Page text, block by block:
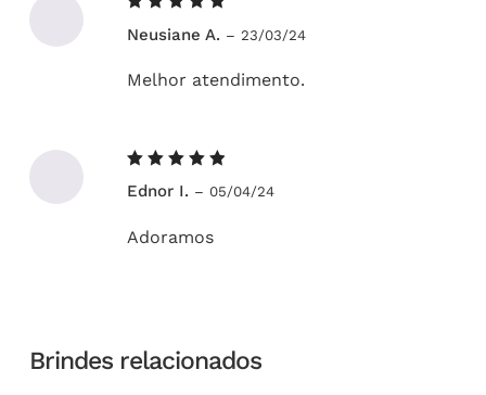
5de 5
Neusiane A. – 23/03/24
Melhor atendimento.
5de 5
Ednor I. – 05/04/24
Adoramos
Brindes relacionados